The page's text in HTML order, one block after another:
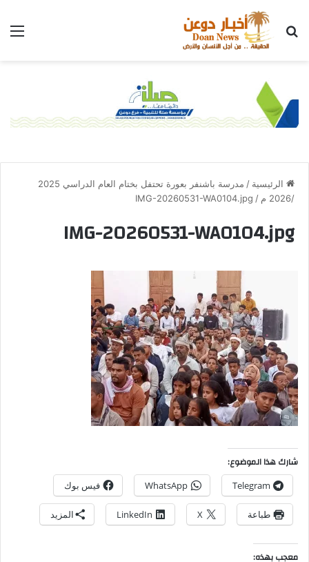
الرئيسية /
مدرسة باشنفر بعورة تحتفل بختام العام الدراسي 2025
/2026 م
/
IMG-20260531-WA0104.jpg
IMG-20260531-WA0104.jpg
شارك هذا الموضوع:
Telegram
WhatsApp فيس بوك
طباعة X
LinkedIn المزيد
معجب بهذه: